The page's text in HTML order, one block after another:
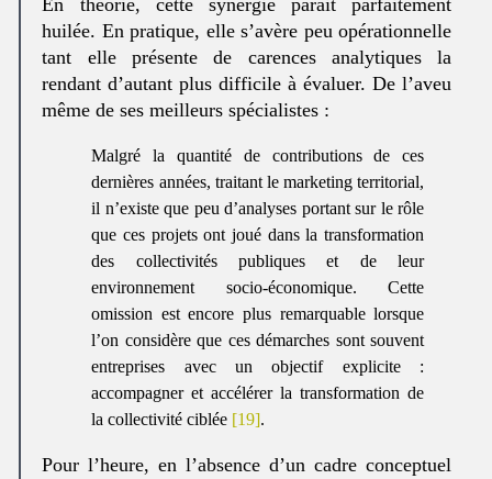
En théorie, cette synergie parait parfaitement
huilée. En pratique, elle s’avère peu opérationnelle
tant elle présente de carences analytiques la
rendant d’autant plus difficile à évaluer. De l’aveu
même de ses meilleurs spécialistes :
Malgré la quantité de contributions de ces
dernières années, traitant le marketing territorial,
il n’existe que peu d’analyses portant sur le rôle
que ces projets ont joué dans la transformation
des collectivités publiques et de leur
environnement socio-économique. Cette
omission est encore plus remarquable lorsque
l’on considère que ces démarches sont souvent
entreprises avec un objectif explicite :
accompagner et accélérer la transformation de
la collectivité ciblée [19].
Pour l’heure, en l’absence d’un cadre conceptuel